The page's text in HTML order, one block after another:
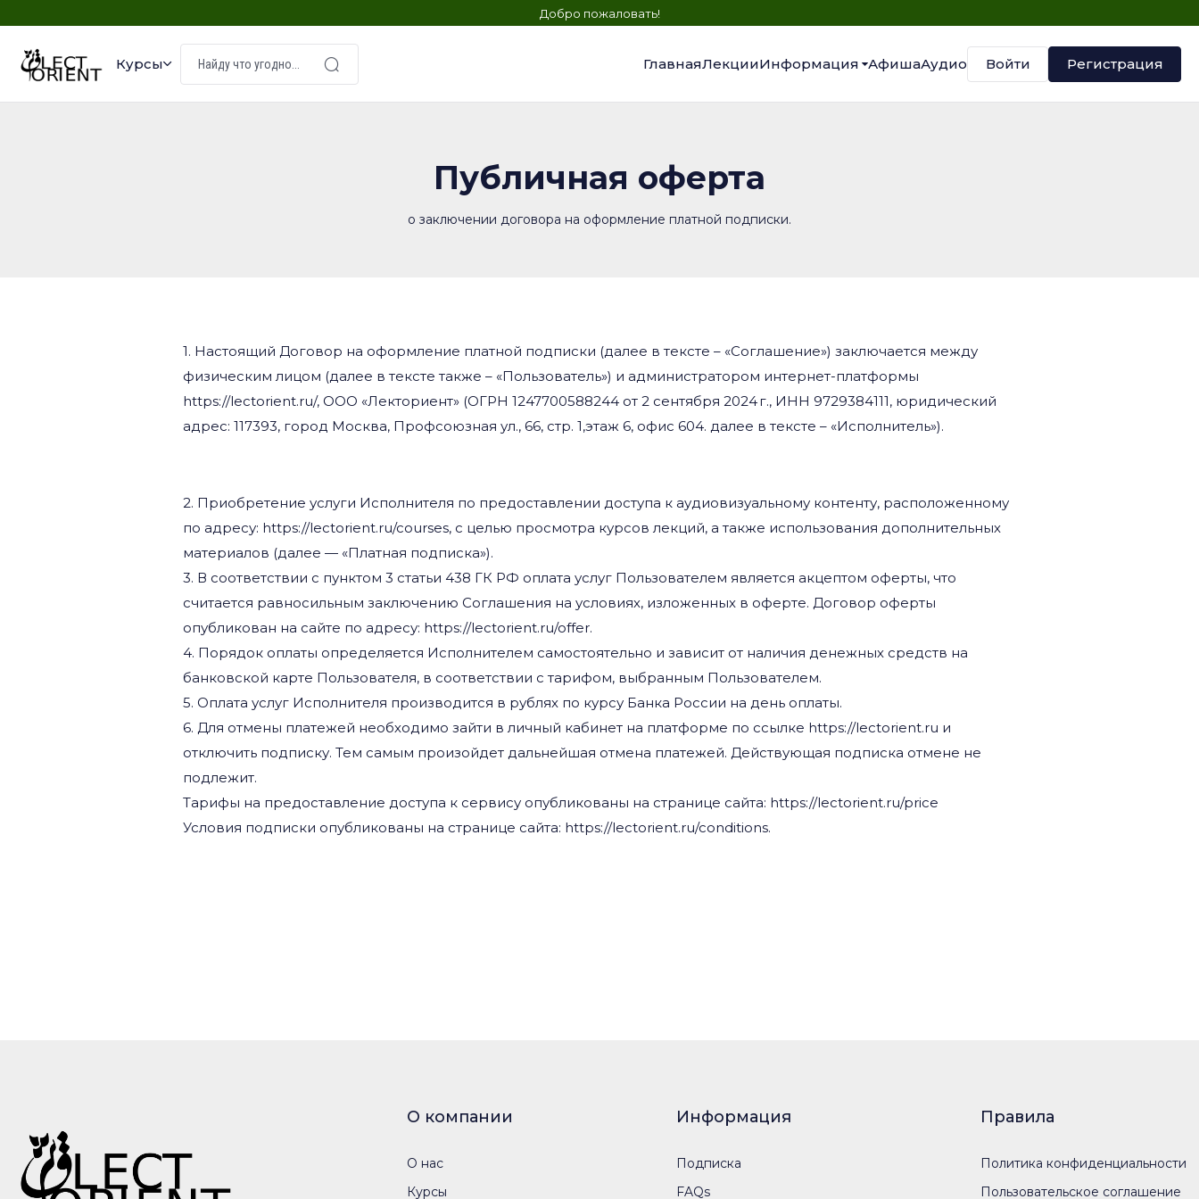
Добро пожаловать!
Курсы ГлавнаяЛекцииИнформация АфишаАудио Войти Регистрация
Публичная оферта
о заключении договора на оформление платной подписки.
1. Настоящий Договор на оформление платной подписки (далее в тексте – «Соглашение») заключается между
физическим лицом (далее в тексте также – «Пользователь») и администратором интернет-платформы
https://lectorient.ru/, ООО «Лекториент» (ОГРН 1247700588244 от 2 сентября 2024 г., ИНН 9729384111, юридический
адрес: 117393, город Москва, Профсоюзная ул., 66, стр. 1,этаж 6, офис 604. далее в тексте – «Исполнитель»).
2. Приобретение услуги Исполнителя по предоставлении доступа к аудиовизуальному контенту, расположенному
по адресу: https://lectorient.ru/courses, с целью просмотра курсов лекций, а также использования дополнительных
материалов (далее — «Платная подписка»).
3. В соответствии с пунктом 3 статьи 438 ГК РФ оплата услуг Пользователем является акцептом оферты, что
считается равносильным заключению Соглашения на условиях, изложенных в оферте. Договор оферты
опубликован на сайте по адресу: https://lectorient.ru/offer.
4. Порядок оплаты определяется Исполнителем самостоятельно и зависит от наличия денежных средств на
банковской карте Пользователя, в соответствии с тарифом, выбранным Пользователем.
5. Оплата услуг Исполнителя производится в рублях по курсу Банка России на день оплаты.
6. Для отмены платежей необходимо зайти в личный кабинет на платформе по ссылке https://lectorient.ru и
отключить подписку. Тем самым произойдет дальнейшая отмена платежей. Действующая подписка отмене не
подлежит.
Тарифы на предоставление доступа к сервису опубликованы на странице сайта: https://lectorient.ru/price
Условия подписки опубликованы на странице сайта: https://lectorient.ru/conditions.
О компании
О нас
Курсы
Информация
Подписка
FAQs
Правила
Политика конфиденциальности
Пользовательское соглашение